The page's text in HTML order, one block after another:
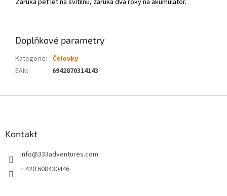
Doplňkové parametry
Kategorie: Čelovky
EAN: 6942870314143
Kontakt
info@333adventures.com
+ 420 608430446